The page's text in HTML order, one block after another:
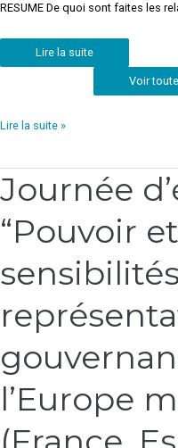
RESUME De quoi sont faites les
Lire la suite
Voir
Lire la suite »
Journée
“Pouvoir
l’Europe
Journée
d’étude
“Pouvoir
:
représentations
gouvernance
l’Europe
(France,